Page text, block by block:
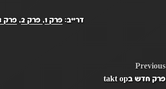
דרייב:פרק 1 , פרק 2 ,פרק 3
POST
Previous
פרק חדש בtakt op